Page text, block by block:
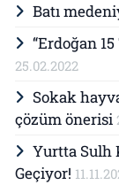
Batı
“Erdoğan
25.02.2022
Sokak
çözüm önerisi
Yurtta Sulh
Geçiyor!